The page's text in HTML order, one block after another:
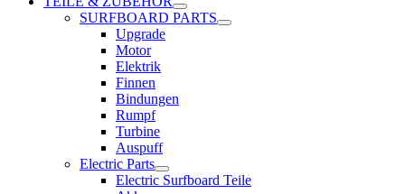
SURFBOARD PARTS
Upgrade
Motor
Elektrik
Finnen
Bindungen
Rumpf
Turbine
Auspuff
Electric Parts
Electric Surfboard Teile